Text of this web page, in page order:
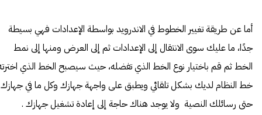
أما عن طريقة تغيير الخطوط في الاندرويد بواسطة الإعدادات فهي بسيطة
جدًا، ما عليك سوى الانتقال إلى الإعدادات ثم إلى العرض ومنها إلى نمط
الخط ثم قم باختيار نوع الخط الذي تفضله، حيث سيصبح الخط الذي
خط النظام لديك بشكل تلقائي ويطبق على واجهة جهازك وكل ما في جهازك
حتى رسائلك النصية ولا يوجد هناك حاجة إلى إعادة تشغيل جهازك .